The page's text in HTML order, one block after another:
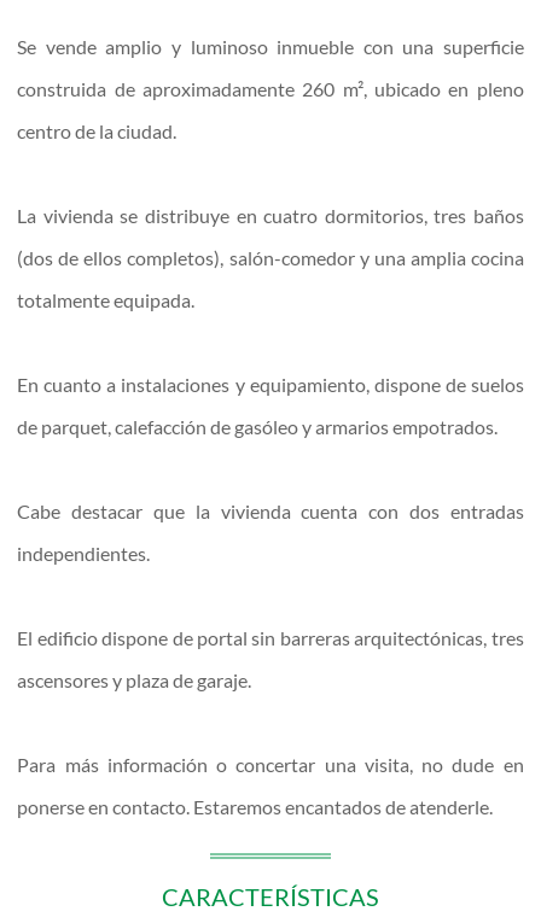
Se vende amplio y luminoso inmueble con una superficie
construida de aproximadamente 260 m², ubicado en pleno
centro de la ciudad.
La vivienda se distribuye en cuatro dormitorios, tres baños
(dos de ellos completos), salón-comedor y una amplia cocina
totalmente equipada.
En cuanto a instalaciones y equipamiento, dispone de suelos
de parquet, calefacción de gasóleo y armarios empotrados.
Cabe destacar que la vivienda cuenta con dos entradas
independientes.
El edificio dispone de portal sin barreras arquitectónicas, tres
ascensores y plaza de garaje.
Para más información o concertar una visita, no dude en
ponerse en contacto. Estaremos encantados de atenderle.
CARACTERÍSTICAS